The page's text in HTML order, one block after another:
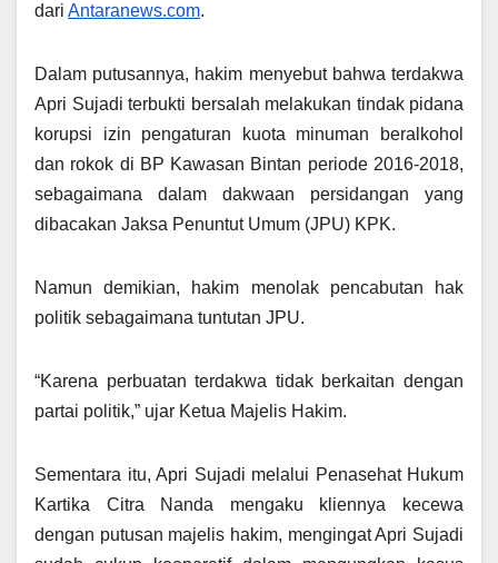
dari Antaranews.com.
Dalam putusannya, hakim menyebut bahwa terdakwa
Apri Sujadi terbukti bersalah melakukan tindak pidana
korupsi izin pengaturan kuota minuman beralkohol
dan rokok di BP Kawasan Bintan periode 2016-2018,
sebagaimana dalam dakwaan persidangan yang
dibacakan Jaksa Penuntut Umum (JPU) KPK.
Namun demikian, hakim menolak pencabutan hak
politik sebagaimana tuntutan JPU.
“Karena perbuatan terdakwa tidak berkaitan dengan
partai politik,” ujar Ketua Majelis Hakim.
Sementara itu, Apri Sujadi melalui Penasehat Hukum
Kartika Citra Nanda mengaku kliennya kecewa
dengan putusan majelis hakim, mengingat Apri Sujadi